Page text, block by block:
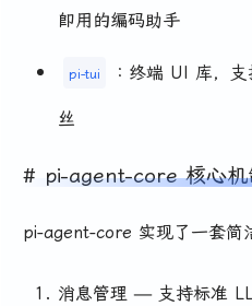
即用的编码助手
pi-tui
：终端 UI 库，
丝
pi-agent-core 核心
pi-agent-core 实现了一套简
消息管理 — 支持标准